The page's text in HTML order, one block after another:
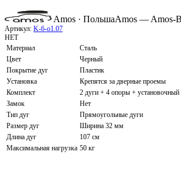
Amos · ПольшаAmos — Amos-
Артикул: K-6-o1.07
НЕТ
Материал
Сталь
Цвет
Черный
Покрытие дуг
Пластик
Установка
Крепятся за дверные проемы
Комплект
2 дуги + 4 опоры + установочный
Замок
Нет
Тип дуг
Прямоугольные дуги
Размер дуг
Ширина 32 мм
Длина дуг
107 см
Максимальная нагрузка 50 кг